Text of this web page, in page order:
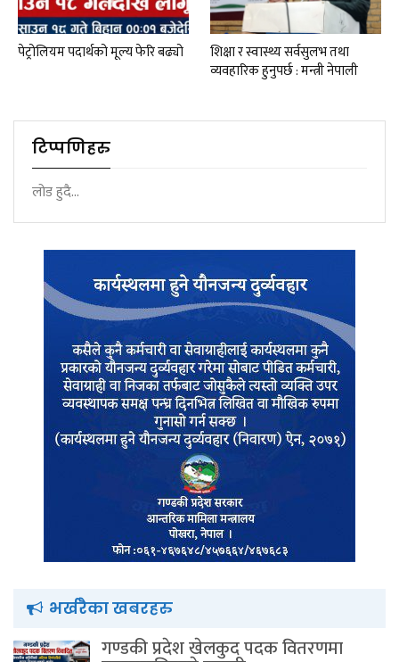
पेट्रोलियम पदार्थको मूल्य फेरि बढ्यो
शिक्षा र स्वास्थ्य सर्वसुलभ तथा
व्यवहारिक हुनुपर्छ : मन्त्री नेपाली
टिप्पणिहरु
लोड हुदै...
भर्खरैका खबरहरु
गण्डकी प्रदेश खेलकुद पदक वितरणमा